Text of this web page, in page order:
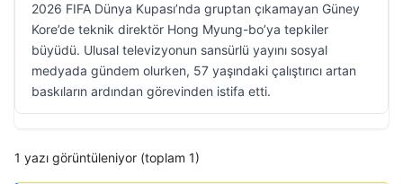
2026 FIFA Dünya Kupası’nda gruptan çıkamayan Güney
Kore’de teknik direktör Hong Myung-bo’ya tepkiler
büyüdü. Ulusal televizyonun sansürlü yayını sosyal
medyada gündem olurken, 57 yaşındaki çalıştırıcı artan
baskıların ardından görevinden istifa etti.
1 yazı görüntüleniyor (toplam 1)